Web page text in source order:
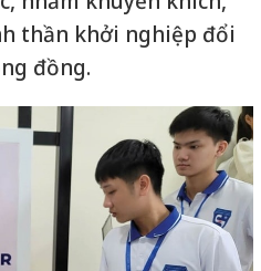
thần khởi nghiệp đổi
đồng.